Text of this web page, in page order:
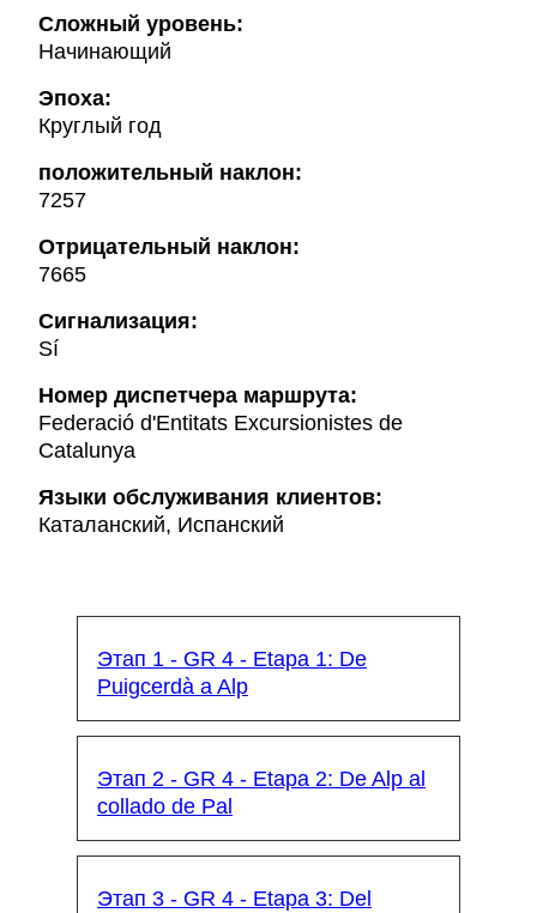
Сложный уровень:
Начинающий
Эпоха:
Круглый год
положительный наклон:
7257
Oтрицательный наклон:
7665
Сигнализация:
Sí
Hомер диспетчера маршрута:
Federació d'Entitats Excursionistes de
Catalunya
Языки обслуживания клиентов:
Каталанский, Испанский
Этап 1 - GR 4 - Etapa 1: De
Puigcerdà a Alp
Этап 2 - GR 4 - Etapa 2: De Alp al
collado de Pal
Этап 3 - GR 4 - Etapa 3: Del